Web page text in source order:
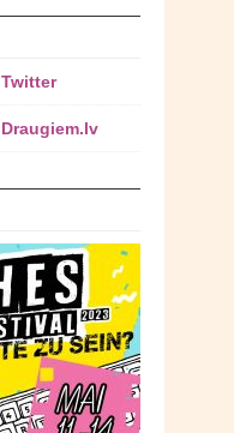
Twitter
Draugiem.lv